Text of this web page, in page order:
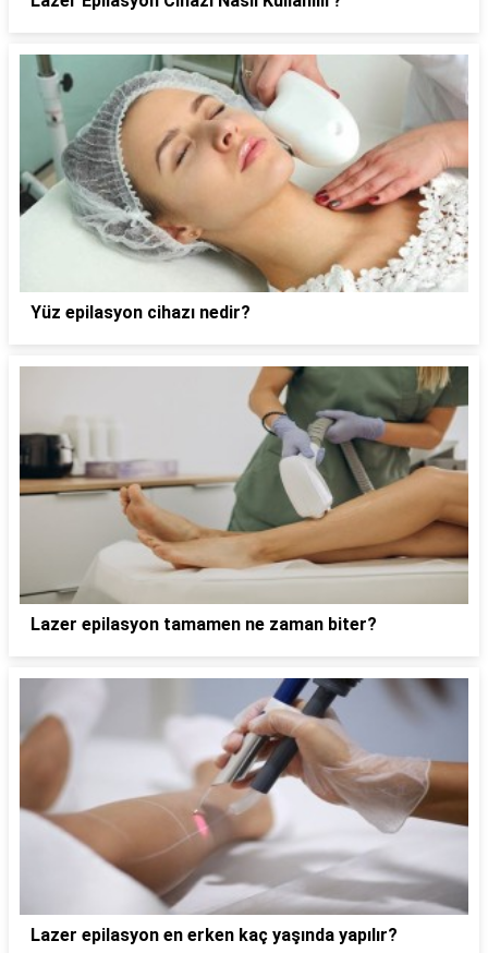
Yüz epilasyon cihazı nedir?
Lazer epilasyon tamamen ne zaman biter?
Lazer epilasyon en erken kaç yaşında yapılır?